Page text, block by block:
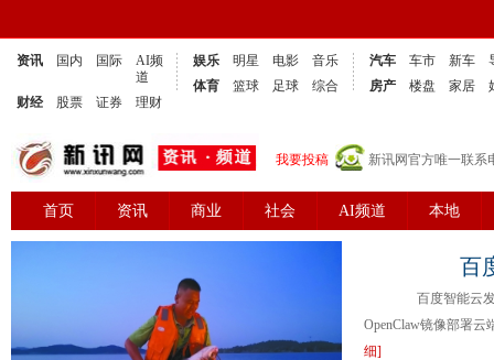
资讯 国内 国际
AI频
道
财经
股票 证券 理财
娱乐 明星 电影
音乐
体育
篮球 足球 综合
汽车 车市 新车
房产
楼盘 家居
我要投稿 新讯网官方唯一联系
首页 资讯 商业 社会 AI频道 本地
百
百度智能云发
OpenClaw镜像部署
细]